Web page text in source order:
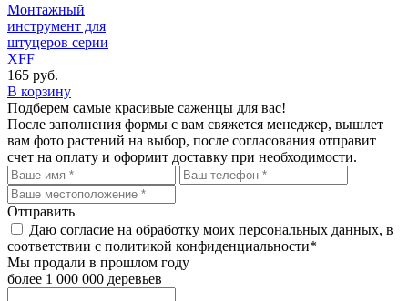
Монтажный
инструмент для
штуцеров серии
XFF
165 руб.
В корзину
Подберем самые красивые саженцы для вас!
После заполнения формы с вам свяжется менеджер, вышлет
вам фото растений на выбор, после согласования отправит
счет на оплату и оформит доставку при необходимости.
Отправить
Даю согласие на обработку моих персональных данных, в
соответствии с политикой конфиденциальности*
Мы продали в прошлом году
более 1 000 000 деревьев